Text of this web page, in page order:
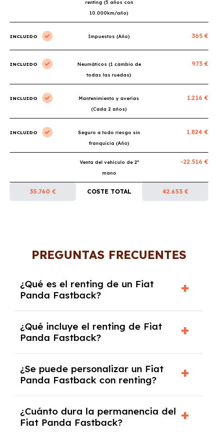
renting (5 años con
10.000km/año)
INCLUIDO Impuestos (Año) 365 €
INCLUIDO
Neumáticos (1 cambio de
todas las ruedas)
973 €
INCLUIDO
Mantenimiento y averías
(Cada 2 años)
1.216 €
INCLUIDO
Seguro a todo riesgo sin
franquicia (Año)
1.824 €
Venta del vehículo de 2ª
mano
-22.516 €
35.760 € COSTE TOTAL 42.653 €
PREGUNTAS FRECUENTES
¿Qué es el renting de un Fiat
Panda Fastback?
contrato de alquiler a largo plazo en el que
pagas una cuota mensual fija por el uso del
coche durante un periodo determinado,
generalmente entre 2 y 5 años.
¿Qué incluye el renting de Fiat
Panda Fastback?
seguro a todo riesgo, mantenimiento,
reparaciones, impuestos, asistencia en
carretera y gestión de la documentación.
¿Se puede personalizar un Fiat
Panda Fastback con renting?
opciones y equipamiento adicional, siempre y
cuando lo pactes con la empresa de renting.
¿Cuánto dura la permanencia del
Fiat Panda Fastback?